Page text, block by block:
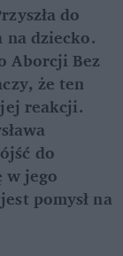
do
na dziecko.
Aborcji Bez
że ten
reakcji.
do
w jego
pomysł na